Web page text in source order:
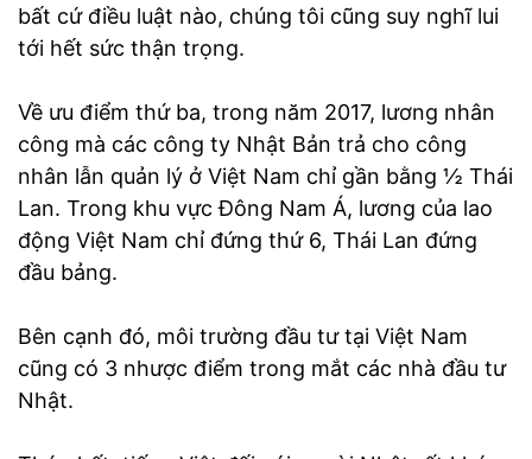
bất cứ điều luật nào, chúng tôi cũng suy nghĩ lui
tới hết sức thận trọng.
Về ưu điểm thứ ba, trong năm 2017, lương nhân
công mà các công ty Nhật Bản trả cho công
nhân lẫn quản lý ở Việt Nam chỉ gần bằng ½ Thái
Lan. Trong khu vực Đông Nam Á, lương của lao
động Việt Nam chỉ đứng thứ 6, Thái Lan đứng
đầu bảng.
Bên cạnh đó, môi trường đầu tư tại Việt Nam
cũng có 3 nhược điểm trong mắt các nhà đầu tư
Nhật.